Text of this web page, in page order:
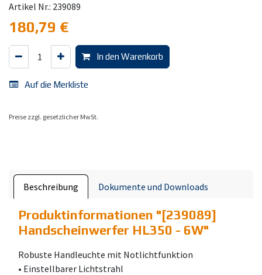
Artikel Nr.: 239089
180,79 €
In den Warenkorb
Auf die Merkliste
Preise zzgl. gesetzlicher MwSt.
Beschreibung Dokumente und Downloads
Produktinformationen "[239089]
Handscheinwerfer HL350 - 6W"
Robuste Handleuchte mit Notlichtfunktion
• Einstellbarer Lichtstrahl